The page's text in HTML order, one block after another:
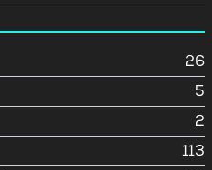
26
5
2
113